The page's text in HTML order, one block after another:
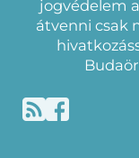
jogvédelem
átvenni csak